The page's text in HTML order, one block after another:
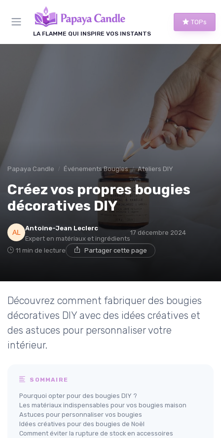
LA FLAMME QUI INSPIRE VOS INSTANTS
TOPs
Papaya Candle Événements Bougies Ateliers DIY
Créez vos propres bougies
décoratives DIY
Antoine-Jean Leclerc
Expert en matériaux et ingrédients
17 décembre 2024
11 min de lecture Partager cette page
Découvrez comment fabriquer des bougies
décoratives DIY avec des idées créatives et
des astuces pour personnaliser votre
intérieur.
SOMMAIRE
Pourquoi opter pour des bougies DIY ?
Les matériaux indispensables pour vos bougies maison
Astuces pour personnaliser vos bougies
Idées créatives pour des bougies de Noël
Comment éviter la rupture de stock en accessoires
Panneau de gestion des cookies